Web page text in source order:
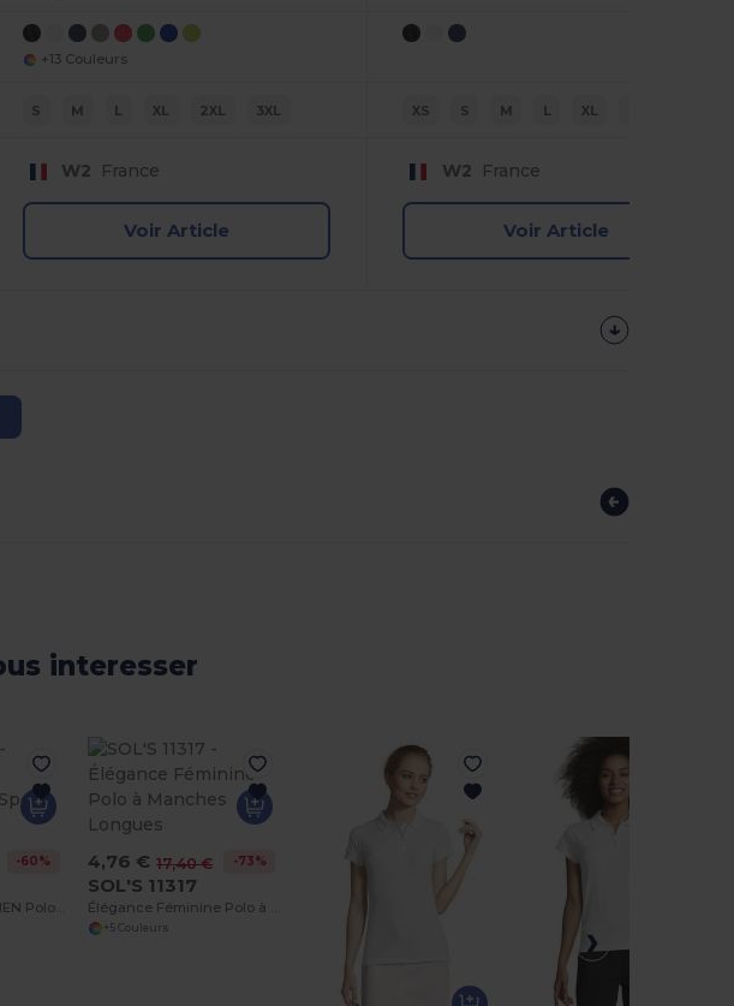
+13 Couleurs
S M L XL 2XL 3XL
W2 France
Voir Article
XS S M L XL
W2 France
Voir Article
interesser
-60% 4,76 € 17,40 € -73%
SOL'S 11317
+5 Couleurs